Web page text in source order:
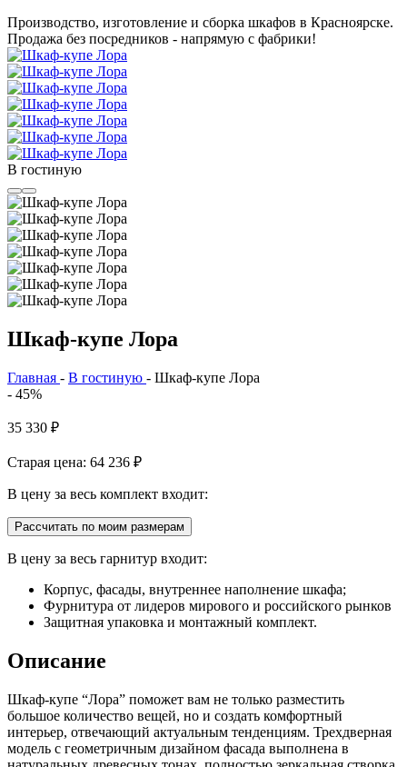
Производство, изготовление и сборка шкафов в Красноярске.
Продажа без посредников - напрямую с фабрики!
В гостиную
Шкаф-купе Лора
Главная - В гостиную - Шкаф-купе Лора
- 45%
35 330 ₽
Старая цена: 64 236 ₽
В цену за весь комплект входит:
Рассчитать по моим размерам
В цену за весь гарнитур входит:
Корпус, фасады, внутреннее наполнение шкафа;
Фурнитура от лидеров мирового и российского рынков
Защитная упаковка и монтажный комплект.
Описание
Шкаф-купе “Лора” поможет вам не только разместить
большое количество вещей, но и создать комфортный
интерьер, отвечающий актуальным тенденциям. Трехдверная
модель с геометричным дизайном фасада выполнена в